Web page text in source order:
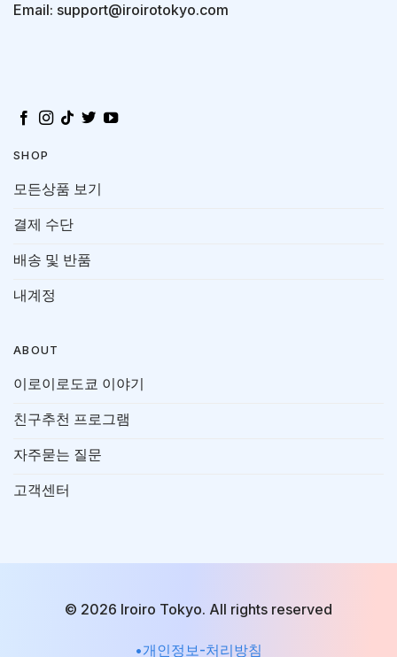
Email: support@iroirotokyo.com
SHOP
모든상품 보기
결제 수단
배송 및 반품
내계정
ABOUT
이로이로도쿄 이야기
친구추천 프로그램
자주묻는 질문
고객센터
© 2026 Iroiro Tokyo. All rights reserved
•개인정보-처리방침